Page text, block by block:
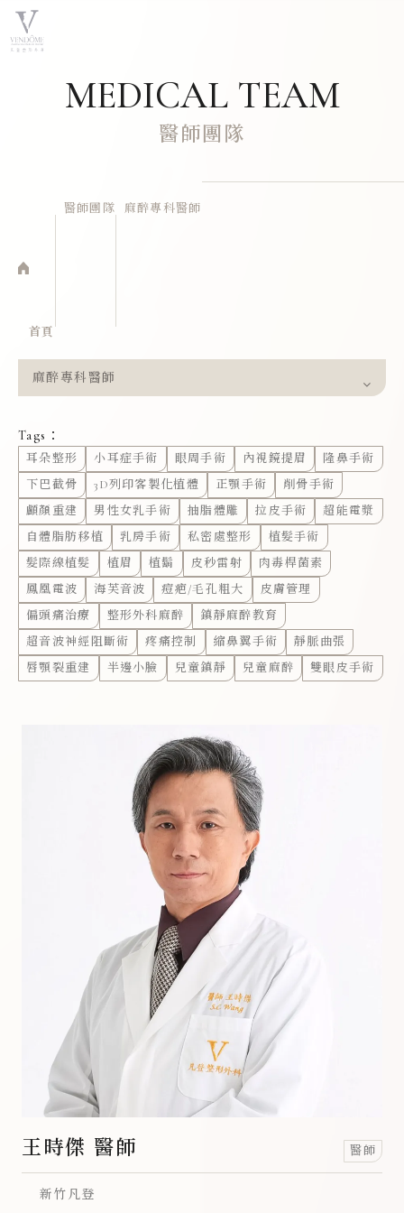
MEDICAL TEAM
醫師團隊
首頁
醫師團隊 麻醉專科醫師
麻醉專科醫師
Tags：
耳朵整形 小耳症手術 眼周手術 內視鏡提眉
隆鼻手術
下巴截骨
3D列印客製化植體 正顎手術
削骨手術
顱顏重建
男性女乳手術 抽脂體雕 拉皮手術
超能電漿
自體脂肪移植
乳房手術 私密處整形
植髮手術
髮際線植髮
植眉 植鬍 皮秒雷射
肉毒桿菌素
鳳凰電波
海芙音波 痘疤/毛孔粗大
皮膚管理
偏頭痛治療
整形外科麻醉
鎮靜麻醉教育
超音波神經阻斷術
疼痛控制 縮鼻翼手術
靜脈曲張
唇顎裂重建
半邊小臉 兒童鎮靜 兒童麻醉 雙眼皮手術
王時傑 醫師 醫師
新竹凡登